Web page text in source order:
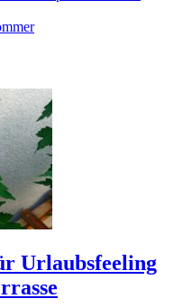
Urlaubsfeeling